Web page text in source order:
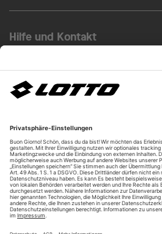
Hilfe und Kontakt
Über uns
Unsere Vorteile
Unsere Partner